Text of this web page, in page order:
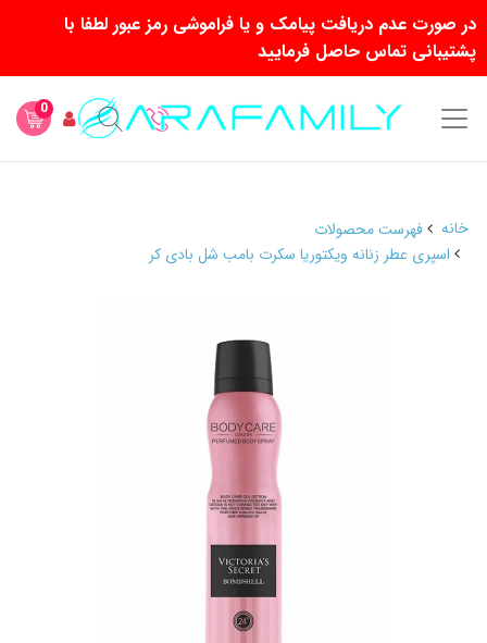
در صورت عدم دریافت پیامک و یا فراموشی رمز عبور لطفا با
پشتیبانی تماس حاصل فرمایید
0
خانه
فهرست محصولات
اسپری عطر زنانه ویکتوریا سکرت بامب شل بادی کر